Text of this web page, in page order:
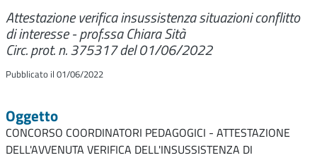
Attestazione verifica insussistenza situazioni conflitto
di interesse - prof.ssa Chiara Sità
Circ. prot. n. 375317 del 01/06/2022
Pubblicato il 01/06/2022
Oggetto
CONCORSO COORDINATORI PEDAGOGICI - ATTESTAZIONE
DELL'AVVENUTA VERIFICA DELL'INSUSSISTENZA DI